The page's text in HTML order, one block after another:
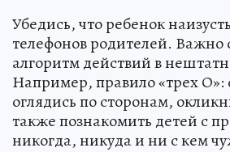
Убедись, что ребенок
телефонов родителей. Важно
алгоритм действий в
Например, правило «трех О»:
оглядись по сторонам,
также познакомить детей с
никогда, никуда и ни с кем